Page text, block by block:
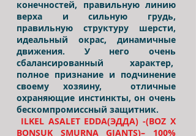
конечностей, правильную линию
верха и сильную грудь,
правильную структуру шерсти,
идеальный окрас, динамичные
движения. У него очень
сбалансированный характер,
полное признание и подчинение
своему хозяину, отличные
охраняющие инстинкты, он очень
бескомпромиссный защитник.
ILKEL ASALET EDDA(ЭДДА) -(BOZ X
BONSUK SMURNA GIANTS)– 100%